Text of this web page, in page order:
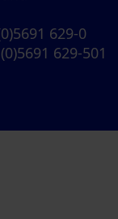
629-0
629-501